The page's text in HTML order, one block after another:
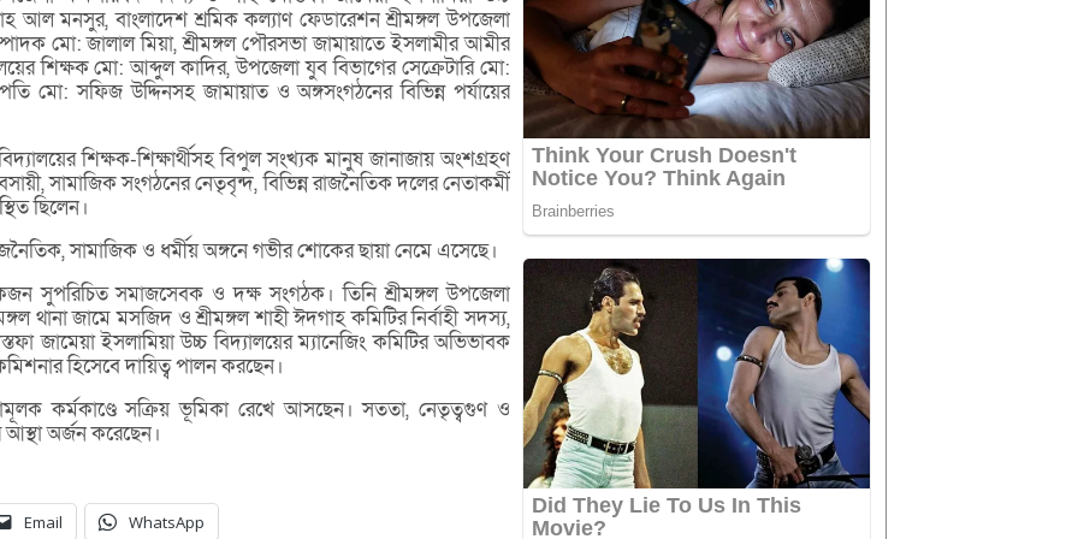
আল মনসুর, বাংলাদেশ শ্রমিক কল্যাণ ফেডারেশন শ্রীমঙ্গল উপজেলা
মো: জালাল মিয়া, শ্রীমঙ্গল পৌরসভা জামায়াতে ইসলামীর আমীর
শিক্ষক মো: আব্দুল কাদির, উপজেলা যুব বিভাগের সেক্রেটারি মো:
মো: সফিজ উদ্দিনসহ জামায়াত ও অঙ্গসংগঠনের বিভিন্ন পর্যায়ের
শিক্ষক-শিক্ষার্থীসহ বিপুল সংখ্যক মানুষ জানাজায় অংশগ্রহণ
সামাজিক সংগঠনের নেতৃবৃন্দ, বিভিন্ন রাজনৈতিক দলের নেতাকর্মী
ছিলেন।
সামাজিক ও ধর্মীয় অঙ্গনে গভীর শোকের ছায়া নেমে এসেছে।
সুপরিচিত সমাজসেবক ও দক্ষ সংগঠক। তিনি শ্রীমঙ্গল উপজেলা
থানা জামে মসজিদ ও শ্রীমঙ্গল শাহী ঈদগাহ কমিটির নির্বাহী সদস্য,
জামেয়া ইসলামিয়া উচ্চ বিদ্যালয়ের ম্যানেজিং কমিটির অভিভাবক
হিসেবে দায়িত্ব পালন করছেন।
কর্মকাণ্ডে সক্রিয় ভূমিকা রেখে আসছেন। সততা, নেতৃত্বগুণ ও
আস্থা অর্জন করেছেন।
Email WhatsApp